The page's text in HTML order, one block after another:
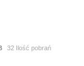
32 Ilość pobrań